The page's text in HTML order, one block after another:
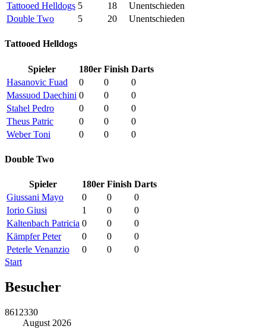
Tattooed Helldogs 5 18
Unentschieden
Double Two
5 20 Unentschieden
Tattooed Helldogs
Spieler 180er Finish Darts
Hasanovic Fuad
0 0
0
Massuod Daechini 0 0
0
Stahel Pedro
0 0
0
Theus Patric
0 0
0
Weber Toni
0 0 0
Double Two
Spieler 180er Finish Darts
Giussani Mayo
0 0
0
Iorio Giusi
1 0
0
Kaltenbach Patricia 0 0
0
Kämpfer Peter
0 0
0
Peterle Venanzio
0 0
0
Start
Besucher
8612330
August 2026